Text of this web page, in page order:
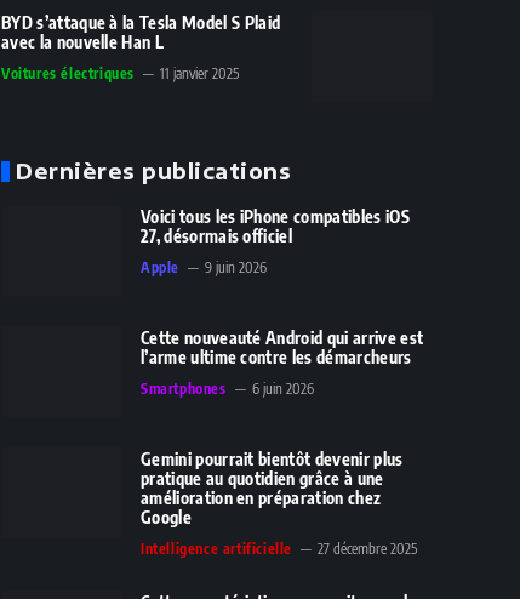
BYD s’attaque à la Tesla Model S Plaid
avec la nouvelle Han L
Voitures électriques 11 janvier 2025
Dernières publications
Voici tous les iPhone compatibles iOS
27, désormais officiel
Apple 9 juin 2026
Cette nouveauté Android qui arrive est
l’arme ultime contre les démarcheurs
Smartphones 6 juin 2026
Gemini pourrait bientôt devenir plus
pratique au quotidien grâce à une
amélioration en préparation chez
Google
Intelligence artificielle 27 décembre 2025